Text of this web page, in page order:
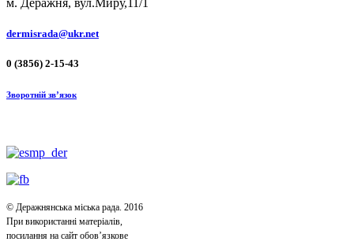
м. Деражня, вул.Миру,11/1
dermisrada@ukr.net
0 (3856) 2-15-43
Зворотній зв’язок
© Деражнянська міська рада. 2016
При використанні матеріалів,
посилання на сайт обов’язкове